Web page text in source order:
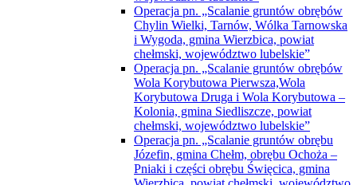
Operacja pn. „Scalanie gruntów obrębów
Chylin Wielki, Tarnów, Wólka Tarnowska
i Wygoda, gmina Wierzbica, powiat
chełmski, województwo lubelskie”
Operacja pn. „Scalanie gruntów obrębów
Wola Korybutowa Pierwsza,Wola
Korybutowa Druga i Wola Korybutowa –
Kolonia, gmina Siedliszcze, powiat
chełmski, województwo lubelskie”
Operacja pn. „Scalanie gruntów obrębu
Józefin, gmina Chełm, obrębu Ochoża –
Pniaki i części obrębu Święcica, gmina